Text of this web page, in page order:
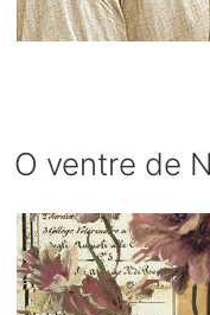
O ventre de